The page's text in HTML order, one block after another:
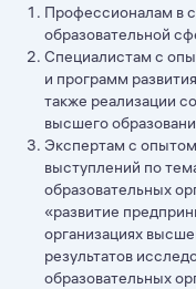
Профессионалам в
образовательной
Специалистам с
и программ
также реализации
высшего
Экспертам с
выступлений по
образовательных
«развитие
организациях
результатов
образовательных